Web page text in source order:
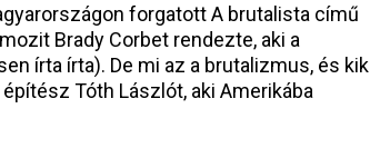
forgatott A brutalista című
Brady Corbet rendezte, aki a
írta írta). De mi az a brutalizmus, és kik
Tóth Lászlót, aki Amerikába